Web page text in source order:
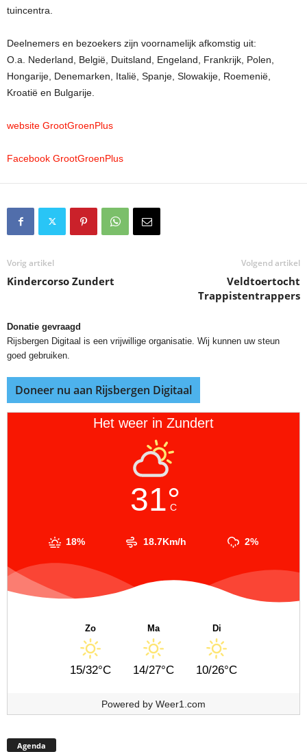
tuincentra.
Deelnemers en bezoekers zijn voornamelijk afkomstig uit:
O.a. Nederland, België, Duitsland, Engeland, Frankrijk, Polen,
Hongarije, Denemarken, Italië, Spanje, Slowakije, Roemenië,
Kroatië en Bulgarije.
website GrootGroenPlus
Facebook GrootGroenPlus
Vorig artikel
Kindercorso Zundert
Volgend artikel
Veldtoertocht
Trappistentrappers
Donatie gevraagd
Rijsbergen Digitaal is een vrijwillige organisatie. Wij kunnen uw steun
goed gebruiken.
Doneer nu aan Rijsbergen Digitaal
Het weer in Zundert
31°
C
18% 18.7Km/h 2%
Zo
15/32°C
Ma
14/27°C
Di
10/26°C
Powered by Weer1.com
Agenda